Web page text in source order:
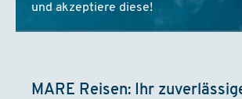
und akzeptiere diese!
MARE Reisen: Ihr